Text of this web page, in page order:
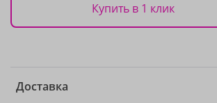
Купить в 1 клик
Доставка